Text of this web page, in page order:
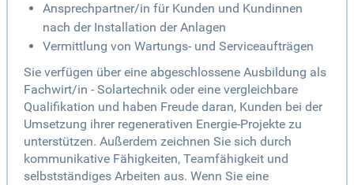
Ansprechpartner/in für Kunden und Kundinnen
nach der Installation der Anlagen
Vermittlung von Wartungs- und Serviceaufträgen
Sie verfügen über eine abgeschlossene Ausbildung als
Fachwirt/in - Solartechnik oder eine vergleichbare
Qualifikation und haben Freude daran, Kunden bei der
Umsetzung ihrer regenerativen Energie-Projekte zu
unterstützen. Außerdem zeichnen Sie sich durch
kommunikative Fähigkeiten, Teamfähigkeit und
selbstständiges Arbeiten aus. Wenn Sie eine